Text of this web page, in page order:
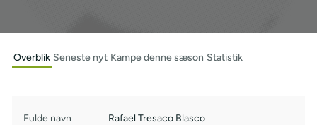
Overblik Seneste nyt Kampe denne sæson Statistik
Fulde navn
Rafael Tresaco Blasco